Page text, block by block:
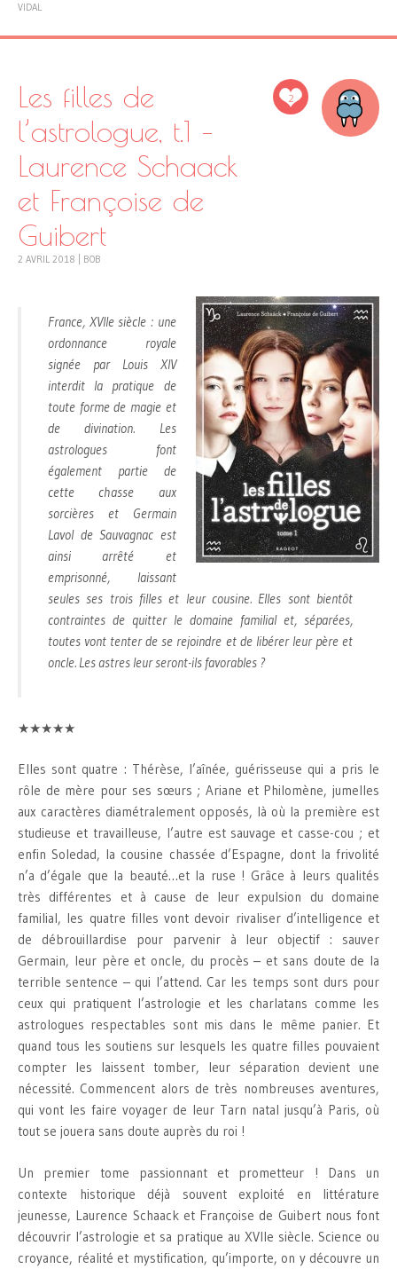
VIDAL
2
Les filles de
l’astrologue, t.1 –
Laurence Schaack
et Françoise de
Guibert
2 AVRIL 2018 BOB
France, XVIIe siècle : une
ordonnance royale
signée par Louis XIV
interdit la pratique de
toute forme de magie et
de divination. Les
astrologues font
également partie de
cette chasse aux
sorcières et Germain
Lavol de Sauvagnac est
ainsi arrêté et
emprisonné, laissant
seules ses trois filles et leur cousine. Elles sont bientôt
contraintes de quitter le domaine familial et, séparées,
toutes vont tenter de se rejoindre et de libérer leur père et
oncle. Les astres leur seront-ils favorables ?
★★★★★
Elles sont quatre : Thérèse, l’aînée, guérisseuse qui a pris le
rôle de mère pour ses sœurs ; Ariane et Philomène, jumelles
aux caractères diamétralement opposés, là où la première est
studieuse et travailleuse, l’autre est sauvage et casse-cou ; et
enfin Soledad, la cousine chassée d’Espagne, dont la frivolité
n’a d’égale que la beauté…et la ruse ! Grâce à leurs qualités
très différentes et à cause de leur expulsion du domaine
familial, les quatre filles vont devoir rivaliser d’intelligence et
de débrouillardise pour parvenir à leur objectif : sauver
Germain, leur père et oncle, du procès – et sans doute de la
terrible sentence – qui l’attend. Car les temps sont durs pour
ceux qui pratiquent l’astrologie et les charlatans comme les
astrologues respectables sont mis dans le même panier. Et
quand tous les soutiens sur lesquels les quatre filles pouvaient
compter les laissent tomber, leur séparation devient une
nécessité. Commencent alors de très nombreuses aventures,
qui vont les faire voyager de leur Tarn natal jusqu’à Paris, où
tout se jouera sans doute auprès du roi !
Un premier tome passionnant et prometteur ! Dans un
contexte historique déjà souvent exploité en littérature
jeunesse, Laurence Schaack et Françoise de Guibert nous font
découvrir l’astrologie et sa pratique au XVIIe siècle. Science ou
croyance, réalité et mystification, qu’importe, on y découvre un